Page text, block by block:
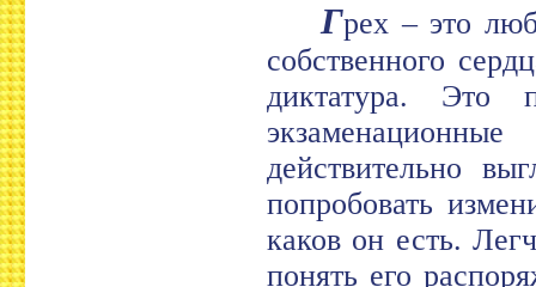
Грех – это
собственного
диктатура. Это
действительно
попробовать
каков он есть.
понять его